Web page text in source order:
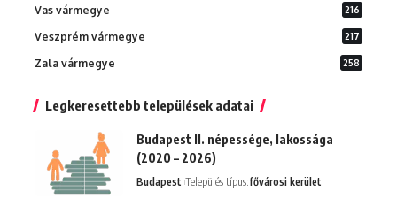
Vas vármegye 216
Veszprém vármegye 217
Zala vármegye 258
Legkeresettebb települések adatai
Budapest II. népessége, lakossága
(2020 – 2026)
Budapest Település típus:fővárosi kerület